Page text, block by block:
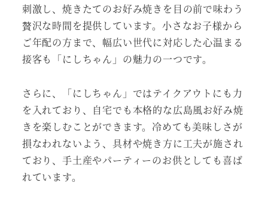
刺激し、焼きたてのお好み焼きを目の前で味わう
贅沢な時間を提供しています。小さなお子様から
ご年配の方まで、幅広い世代に対応した心温まる
接客も「にしちゃん」の魅力の一つです。
さらに、「にしちゃん」ではテイクアウトにも力
を入れており、自宅でも本格的な広島風お好み焼
きを楽しむことができます。冷めても美味しさが
損なわれないよう、具材や焼き方に工夫が施され
ており、手土産やパーティーのお供としても喜ば
れています。